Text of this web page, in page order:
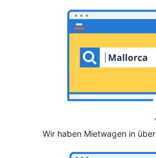
Wir haben Mietwagen in über